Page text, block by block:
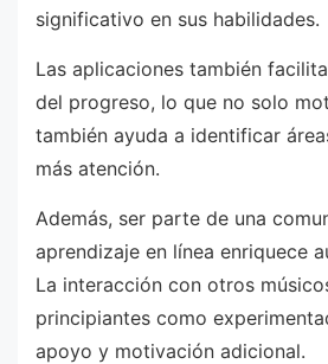
significativo en sus habilidades.
Las aplicaciones también
del progreso, lo que no solo
también ayuda a identificar
más atención.
Además, ser parte de una
aprendizaje en línea enriquece
La interacción con otros
principiantes como
apoyo y motivación adicional.